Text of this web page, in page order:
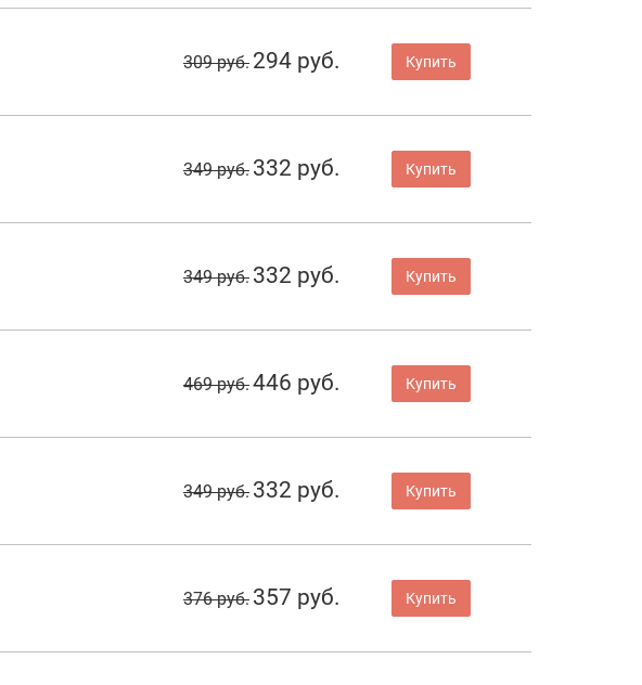
309 руб. 294 руб. Купить
349 руб. 332 руб. Купить
349 руб. 332 руб. Купить
469 руб.446 руб. Купить
349 руб. 332 руб. Купить
376 руб. 357 руб. Купить